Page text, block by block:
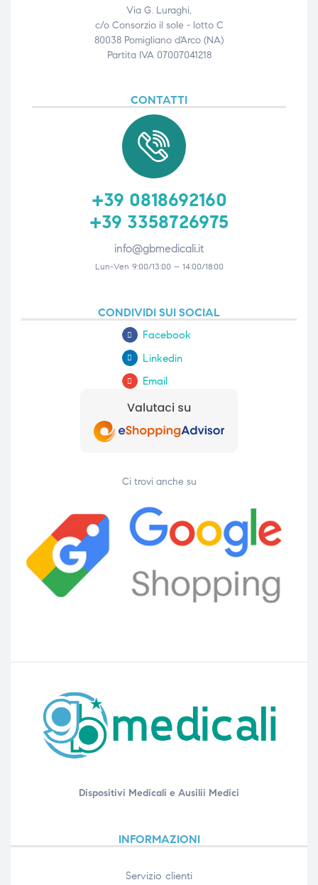
Via G. Luraghi,
c/o Consorzio il sole - lotto C
80038 Pomigliano d'Arco (NA)
Partita IVA 07007041218
CONTATTI
+39 0818692160
+39 3358726975
info@gbmedicali.it
Lun-Ven 9:00/13:00 – 14:00/18:00
CONDIVIDI SUI SOCIAL
Facebook
Linkedin
Email
Ci trovi anche su
Dispositivi Medicali e Ausilii Medici
INFORMAZIONI
Servizio clienti